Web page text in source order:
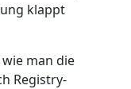
klappt
man die
Registry-